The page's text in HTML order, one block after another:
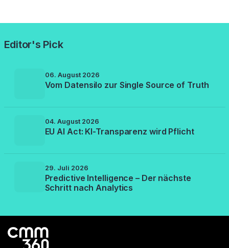
Editor's Pick
06. August 2026
Vom Datensilo zur Single Source of Truth
04. August 2026
EU AI Act: KI-Transparenz wird Pflicht
29. Juli 2026
Predictive Intelligence – Der nächste
Schritt nach Analytics